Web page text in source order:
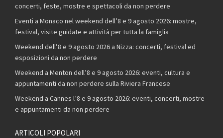
concerti, feste, mostre e spettacoli da non perdere
Eventi a Monaco nel weekend dell’8 e 9 agosto 2026: mostre,
festival, visite guidate e attività per tutta la famiglia
Weekend dell’8 e 9 agosto 2026 a Nizza: concerti, festival ed
esposizioni da non perdere
Weekend a Menton dell’8 e 9 agosto 2026: eventi, cultura e
appuntamenti da non perdere sulla Riviera Francese
Weekend a Cannes l’8 e 9 agosto 2026: eventi, concerti, mostre
e appuntamenti da non perdere
ARTICOLI POPOLARI